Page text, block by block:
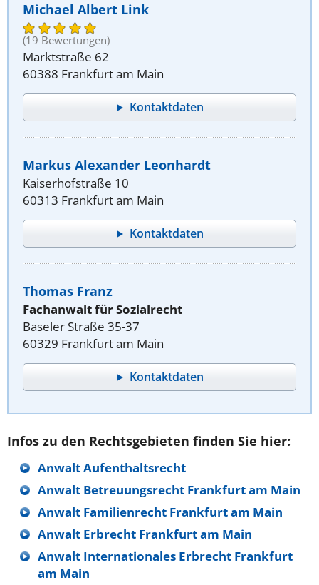
Michael Albert Link
(19 Bewertungen)
Marktstraße 62
60388 Frankfurt am Main
Kontaktdaten
Markus Alexander Leonhardt
Kaiserhofstraße 10
60313 Frankfurt am Main
Kontaktdaten
Thomas Franz
Fachanwalt für Sozialrecht
Baseler Straße 35-37
60329 Frankfurt am Main
Kontaktdaten
Infos zu den Rechtsgebieten finden Sie hier:
Anwalt Aufenthaltsrecht
Anwalt Betreuungsrecht Frankfurt am Main
Anwalt Familienrecht Frankfurt am Main
Anwalt Erbrecht Frankfurt am Main
Anwalt Internationales Erbrecht Frankfurt
am Main